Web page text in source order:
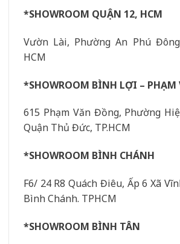
*SHOWROOM QUẬN 12, HCM
Vườn Lài, Phường An Phú
HCM
*SHOWROOM BÌNH LỢI – PHẠM
615 Phạm Văn Đồng, Phường
Quận Thủ Đức, TP.HCM
*SHOWROOM BÌNH CHÁNH
F6/ 24 R8 Quách Điêu, Ấp 6 Xã
Bình Chánh. TPHCM
*SHOWROOM BÌNH TÂN